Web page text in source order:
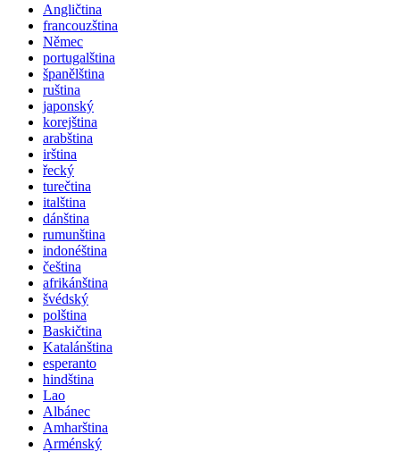
Angličtina
francouzština
Němec
portugalština
španělština
ruština
japonský
korejština
arabština
irština
řecký
turečtina
italština
dánština
rumunština
indonéština
čeština
afrikánština
švédský
polština
Baskičtina
Katalánština
esperanto
hindština
Lao
Albánec
Amharština
Arménský